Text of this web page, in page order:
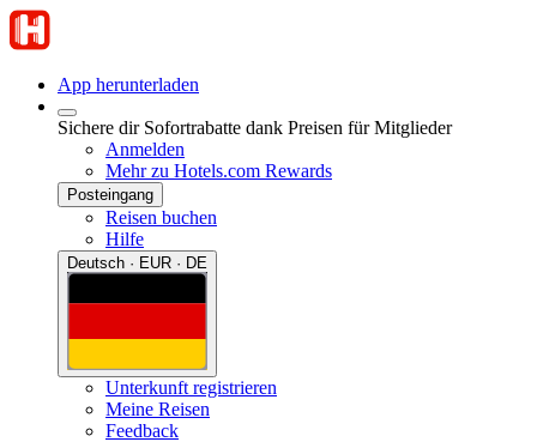
App herunterladen
Sichere dir Sofortrabatte dank Preisen für Mitglieder
Anmelden
Mehr zu Hotels.com Rewards
Posteingang
Reisen buchen
Hilfe
Deutsch · EUR · DE
Unterkunft registrieren
Meine Reisen
Feedback